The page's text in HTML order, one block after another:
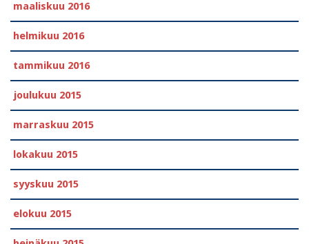
maaliskuu 2016
helmikuu 2016
tammikuu 2016
joulukuu 2015
marraskuu 2015
lokakuu 2015
syyskuu 2015
elokuu 2015